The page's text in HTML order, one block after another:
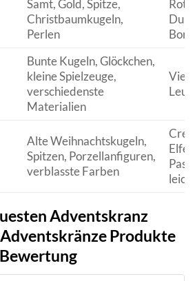
Samt, Gold, Spitze,
Christbaumkugeln,
Perlen
Rot,
Bunte Kugeln, Glöckchen,
kleine Spielzeuge,
verschiedenste
Materialien
Alte Weihnachtskugeln,
Spitzen, Porzellanfiguren,
verblasste Farben
Adventskranz
Produkte